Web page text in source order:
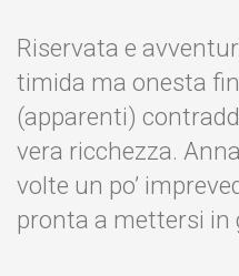
Riservata e
timida ma onesta
(apparenti)
vera ricchezza.
volte un po’
pronta a mettersi in